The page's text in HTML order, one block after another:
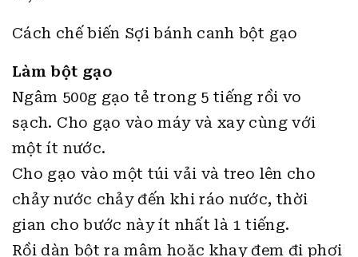
Làm bột gạo
Ngâm 500g gạo tẻ trong 5 tiếng rồi vo
sạch. Cho gạo vào máy và xay cùng với
một ít nước.
Cho gạo vào một túi vải và treo lên cho
chảy nước chảy đến khi ráo nước, thời
gian cho bước này ít nhất là 1 tiếng.
Rồi dàn bột ra mâm hoặc khay đem đi phơi
khô. Sau khi phơi khô chúng ta sẽ có phần